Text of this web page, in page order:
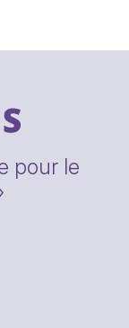
pour le